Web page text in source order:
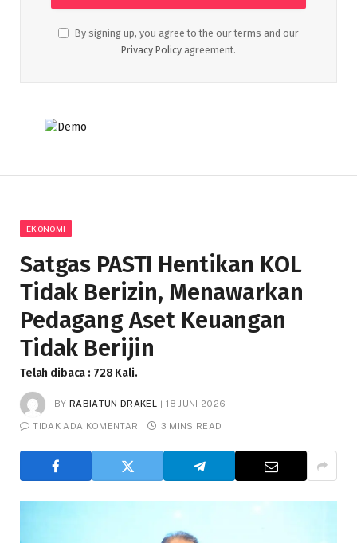
By signing up, you agree to the our terms and our
Privacy Policy agreement.
EKONOMI
Satgas PASTI Hentikan KOL
Tidak Berizin, Menawarkan
Pedagang Aset Keuangan
Tidak Berijin
Telah dibaca : 728 Kali.
BY RABIATUN DRAKEL 18 JUNI 2026
TIDAK ADA KOMENTAR 3 MINS READ